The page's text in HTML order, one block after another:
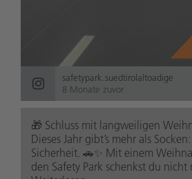
safetypark.suedtirolaltoadige
8 Monate zuvor
🎁 Schluss mit langweiligen
Dieses Jahr gibt’s mehr als
Sicherheit. 🚗✨ Mit einem
den Safety Park schenkst du nicht